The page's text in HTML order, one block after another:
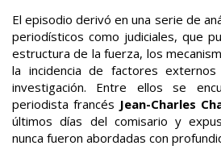
El episodio derivó en una serie de
periodísticos como judiciales, que
estructura de la fuerza, los
la incidencia de factores
investigación. Entre ellos se
periodista francés Jean-Charles
últimos días del comisario y
nunca fueron abordadas con